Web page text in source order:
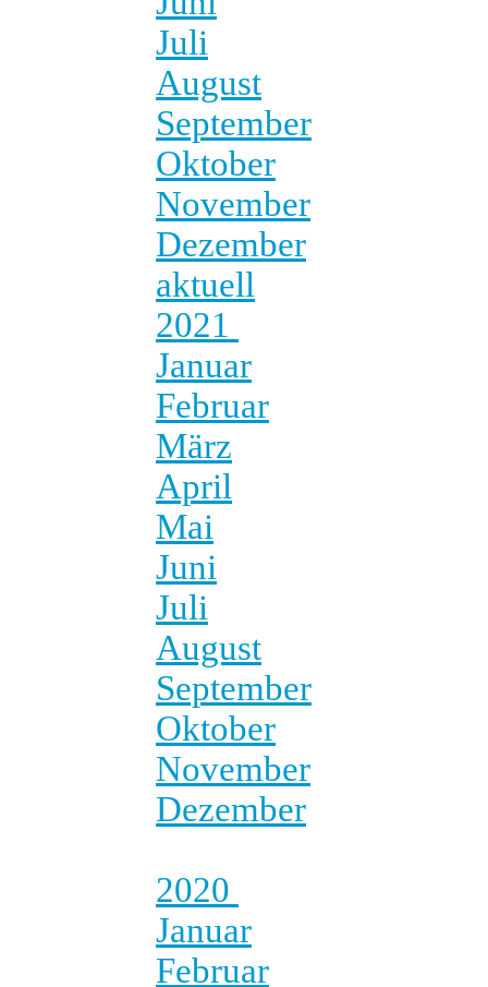
Juli
August
September
Oktober
November
Dezember
aktuell
2021
Januar
Februar
März
April
Mai
Juni
Juli
August
September
Oktober
November
Dezember
2020
Januar
Februar